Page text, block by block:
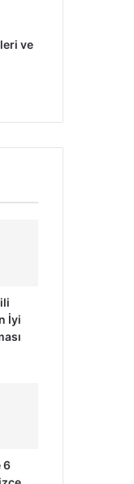
ve
İyi
6